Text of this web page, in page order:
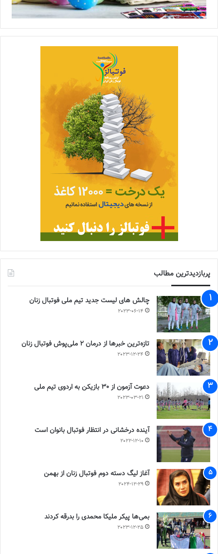
پربازدیدترین مطالب
چالش هاى ليست جدید تيم ملى فوتبال زنان
2023-06-14
تازه‌ترین خبرها از درمان ۲ ملی‌پوش فوتبال زنان
2023-12-24
دعوت آزمون از 30 بازیکن به اردوی تیم ملی
2023-03-21
آینده درخشانی در انتظار فوتبال بانوان است
2022-12-10
آغاز لیگ دسته دوم فوتبال زنان از بهمن
2024-12-29
بمی‌ها پیکر ملیکا محمدی را بدرقه کردند
2023-12-25